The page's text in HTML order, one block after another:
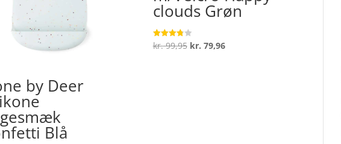
by Deer
Blå
clouds Grøn
Vurderet
3.8
kr.99,95 Den
kr. 79,96Den